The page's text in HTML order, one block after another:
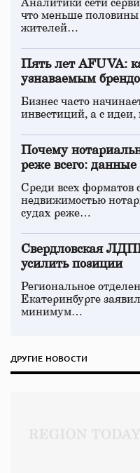
Аналитики сети
что меньше
жителей…
Пять лет AFUVA:
узнаваемым
Бизнес часто
инвестиций, а с
Почему
реже всего: данные
Среди всех форматов
недвижимостью
судах реже…
Свердловская
усилить позиции
Региональное
Екатеринбурге
минимум…
ДРУГИЕ НОВОСТИ